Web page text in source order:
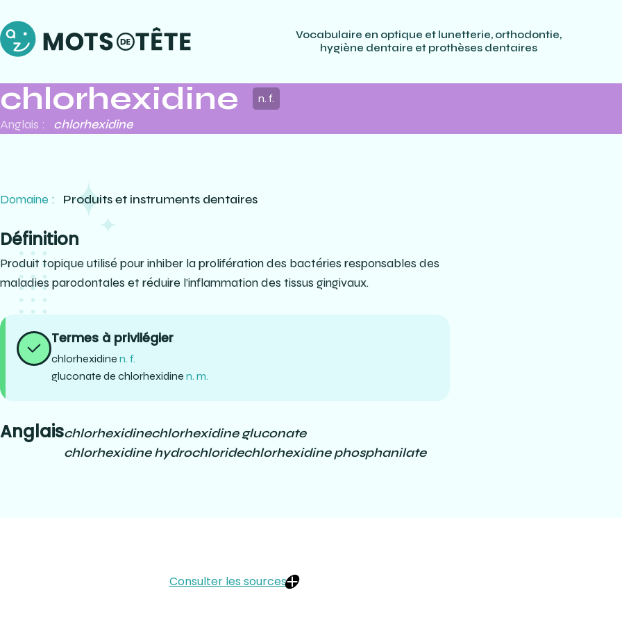
Vocabulaire en optique et lunetterie, orthodontie,
hygiène dentaire et prothèses dentaires
chlorhexidine n. f.
Anglais : chlorhexidine
Domaine : Produits et instruments dentaires
Définition
Produit topique utilisé pour inhiber la prolifération des bactéries responsables des
maladies parodontales et réduire l’inflammation des tissus gingivaux.
Termes à privilégier
chlorhexidine n. f.
gluconate de chlorhexidine n. m.
Anglaischlorhexidinechlorhexidine gluconate
chlorhexidine hydrochloridechlorhexidine phosphanilate
Consulter les sources